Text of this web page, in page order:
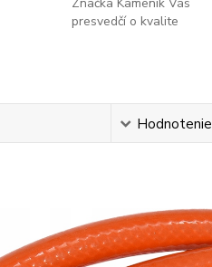
presvedčí o kvalite
Hodnotenie